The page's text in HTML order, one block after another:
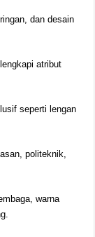
dan desain
atribut
seperti lengan
politeknik,
warna